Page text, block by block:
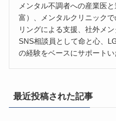
メンタル不調者への産業医
富）、メンタルクリニック
リングによる支援、社外メ
SNS相談員として命と心、
の経験をベースにサポートい
最近投稿された記事